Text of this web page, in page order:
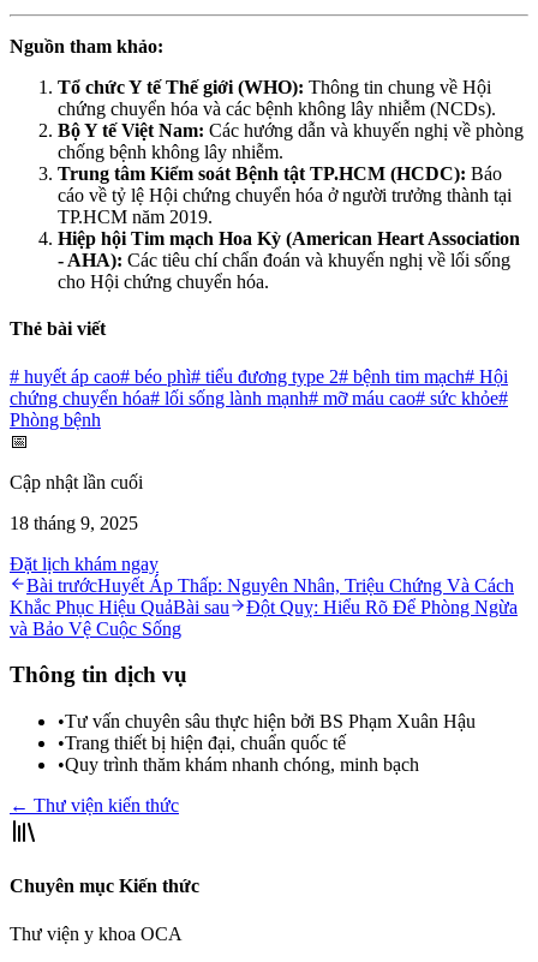
Nguồn tham khảo:
Tổ chức Y tế Thế giới (WHO): Thông tin chung về Hội
chứng chuyển hóa và các bệnh không lây nhiễm (NCDs).
Bộ Y tế Việt Nam: Các hướng dẫn và khuyến nghị về phòng
chống bệnh không lây nhiễm.
Trung tâm Kiểm soát Bệnh tật TP.HCM (HCDC): Báo
cáo về tỷ lệ Hội chứng chuyển hóa ở người trưởng thành tại
TP.HCM năm 2019.
Hiệp hội Tim mạch Hoa Kỳ (American Heart Association
- AHA): Các tiêu chí chẩn đoán và khuyến nghị về lối sống
cho Hội chứng chuyển hóa.
Thẻ bài viết
# huyết áp cao# béo phì# tiểu đương type 2# bệnh tim mạch# Hội
chứng chuyển hóa# lối sống lành mạnh# mỡ máu cao# sức khỏe#
Phòng bệnh
📅
Cập nhật lần cuối
18 tháng 9, 2025
Đặt lịch khám ngay
Bài trướcHuyết Áp Thấp: Nguyên Nhân, Triệu Chứng Và Cách
Khắc Phục Hiệu QuảBài sau
Đột Quỵ: Hiểu Rõ Để Phòng Ngừa
và Bảo Vệ Cuộc Sống
Thông tin dịch vụ
•Tư vấn chuyên sâu thực hiện bởi BS Phạm Xuân Hậu
•Trang thiết bị hiện đại, chuẩn quốc tế
•Quy trình thăm khám nhanh chóng, minh bạch
← Thư viện kiến thức
Chuyên mục Kiến thức
Thư viện y khoa OCA